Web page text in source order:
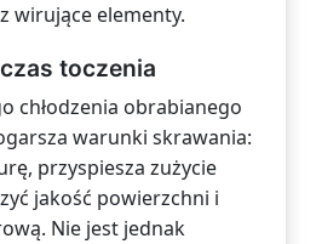
wirujące elementy.
toczenia
chłodzenia obrabianego
warunki skrawania:
przyspiesza zużycie
jakość powierzchni i
Nie jest jednak